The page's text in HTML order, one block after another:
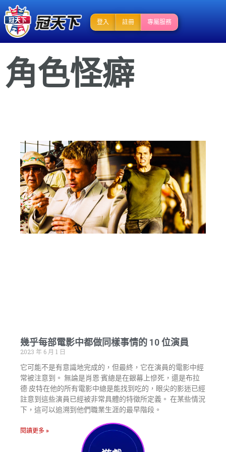
登入 註冊 專屬服務
角色怪癖
幾乎每部電影中都做同樣事情的 10 位演員
2023 年 6 月 1 日
它可能不是有意識地完成的，但最終，它在演員的電影中經
常被注意到。 無論是肖恩·賓總是在銀幕上慘死，還是布拉
德·皮特在他的所有電影中總是能找到吃的，眼尖的影迷已經
註意到這些演員已經被非常具體的特徵所定義。 在某些情況
下，這可以追溯到他們職業生涯的最早階段。
閱讀更多 »